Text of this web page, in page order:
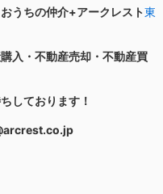
うちの仲介+アークレスト東
入・不動産売却・不動産買
しております！